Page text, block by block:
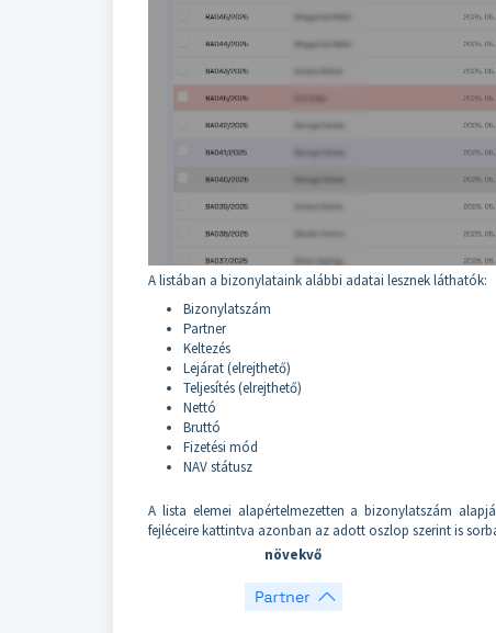
A listában a bizonylataink alábbi adatai lesznek láthatók:
Bizonylatszám
Partner
Keltezés
Lejárat (elrejthető)
Teljesítés (elrejthető)
Nettó
Bruttó
Fizetési mód
NAV státusz
A lista elemei alapértelmezetten a bizonylatszám
fejléceire kattintva azonban az adott oszlop szerint is
növekvő